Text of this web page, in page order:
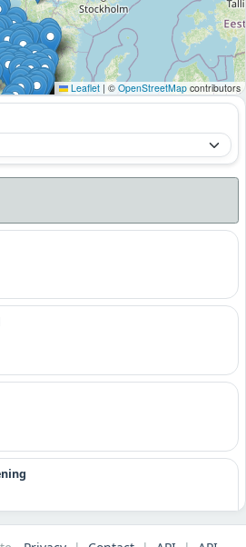
Leaflet | © OpenStreetMap contributors